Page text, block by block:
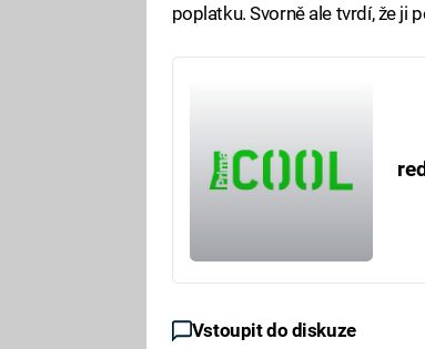
poplatku. Svorně ale tvrdí, že ji
Vstoupit do diskuze